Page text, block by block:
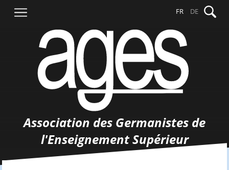
contenu
FR DE
Association des Germanistes de
l'Enseignement Supérieur